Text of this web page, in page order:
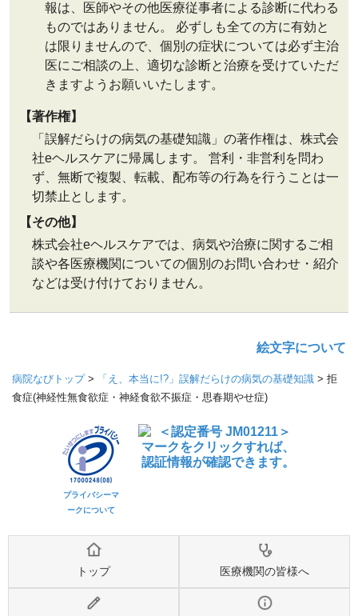
報は、医師やその他医療従事者による診断に代わる
ものではありません。 必ずしも全ての方に有効と
は限りませんので、個別の症状については必ず主治
医にご相談の上、適切な診断と治療を受けていただ
きますようお願いいたします。
【著作権】
「誤解だらけの病気の基礎知識」の著作権は、株式会
社eヘルスケアに帰属します。 営利・非営利を問わ
ず、無断で複製、転載、配布等の行為を行うことは一
切禁止とします。
【その他】
株式会社eヘルスケアでは、病気や治療に関するご相
談や各医療機関についての個別のお問い合わせ・紹介
などは受け付けておりません。
絵文字について
病院なびトップ> 「え、本当に!?」誤解だらけの病気の基礎知識 > 拒
食症(神経性無食欲症・神経食欲不振症・思春期やせ症)
プライバシーマ
ークについて
トップ 医療機関の皆様へ